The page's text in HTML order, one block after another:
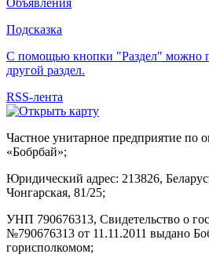
Объявления
Подсказка
С помощью кнопки "Раздел" можно
другой раздел.
RSS-лента
Частное унитарное предприятие по
«Бобрбай»;
Юридический адрес: 213826,
Чонгарская, 81/25;
УНП 790676313, Свидетельство о
№790676313 от 11.11.2011 выдано
горисполкомом;